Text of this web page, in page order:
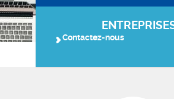
Contactez-nous